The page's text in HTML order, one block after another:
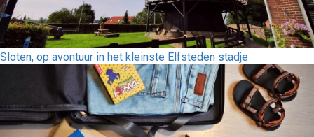
Sloten, op avontuur in het kleinste Elfsteden stadje